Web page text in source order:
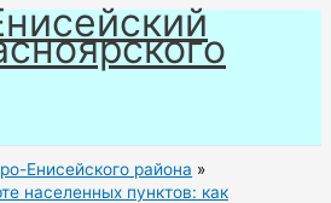
Енисейского района
населенных пунктов: как